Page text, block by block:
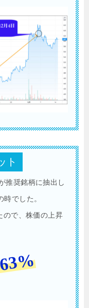
ト
推奨銘柄に抽出し
でした。
ので、株価の上昇